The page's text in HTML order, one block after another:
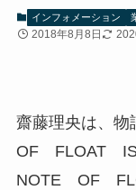
インフォメーション
2018年8月8日
齋藤理央は、物
OF FLOAT
NOTE OF